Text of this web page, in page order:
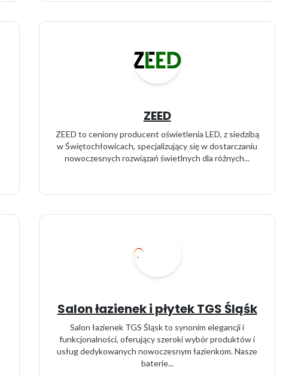
ZEED
ZEED to ceniony producent oświetlenia LED, z siedzibą
w Świętochłowicach, specjalizujący się w dostarczaniu
nowoczesnych rozwiązań świetlnych dla różnych...
Salon łazienek i płytek TGS Śląśk
Salon łazienek TGS Śląsk to synonim elegancji i
funkcjonalności, oferujący szeroki wybór produktów i
usług dedykowanych nowoczesnym łazienkom. Nasze
baterie...